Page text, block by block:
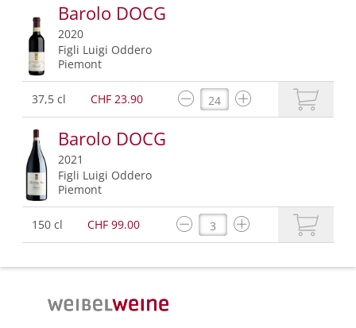
Barolo DOCG
2020
Figli Luigi Oddero
Piemont
37,5 cl CHF 23.90
Barolo DOCG
2021
Figli Luigi Oddero
Piemont
150 cl CHF 99.00